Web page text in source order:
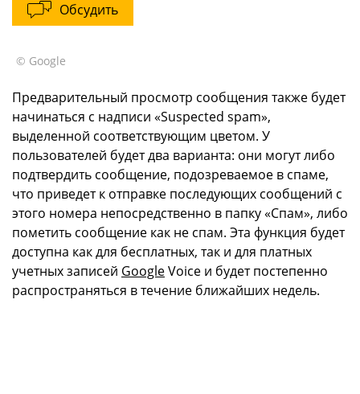
Обсудить
© Google
Предварительный просмотр сообщения также будет
начинаться с надписи «Suspected spam»,
выделенной соответствующим цветом. У
пользователей будет два варианта: они могут либо
подтвердить сообщение, подозреваемое в спаме,
что приведет к отправке последующих сообщений с
этого номера непосредственно в папку «Спам», либо
пометить сообщение как не спам. Эта функция будет
доступна как для бесплатных, так и для платных
учетных записей GoogleVoice и будет постепенно
распространяться в течение ближайших недель.